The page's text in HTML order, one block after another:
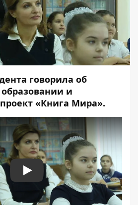
говорила об
и
«Книга Мира».
Play